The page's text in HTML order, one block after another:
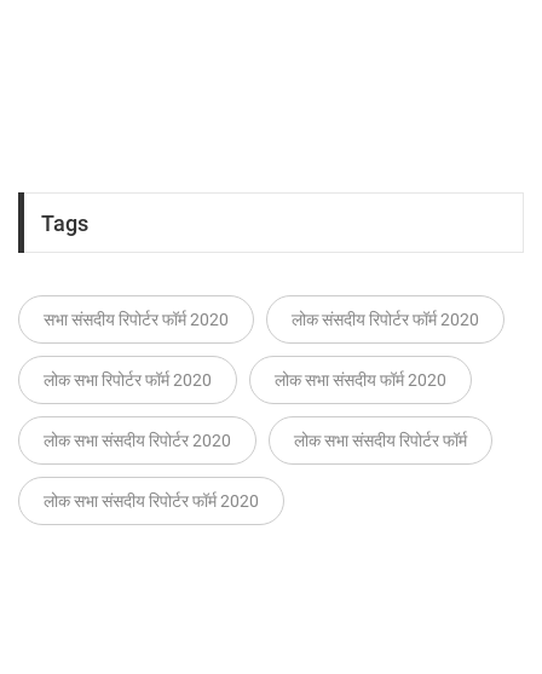
Tags
सभा संसदीय रिपोर्टर फॉर्म 2020 लोक संसदीय रिपोर्टर फॉर्म 2020
लोक सभा रिपोर्टर फॉर्म 2020 लोक सभा संसदीय फॉर्म 2020
लोक सभा संसदीय रिपोर्टर 2020 लोक सभा संसदीय रिपोर्टर फॉर्म
लोक सभा संसदीय रिपोर्टर फॉर्म 2020